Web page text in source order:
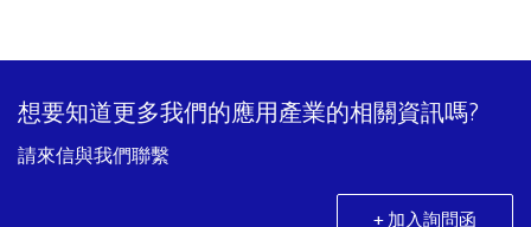
想要知道更多我們的應用產業的相關資訊嗎?
請來信與我們聯繫
+ 加入詢問函